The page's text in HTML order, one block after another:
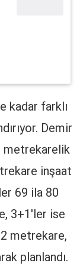
kadar farklı
Demir
metrekarelik
inşaat
69 ila 80
3+1'ler ise
metrekare,
planlandı.